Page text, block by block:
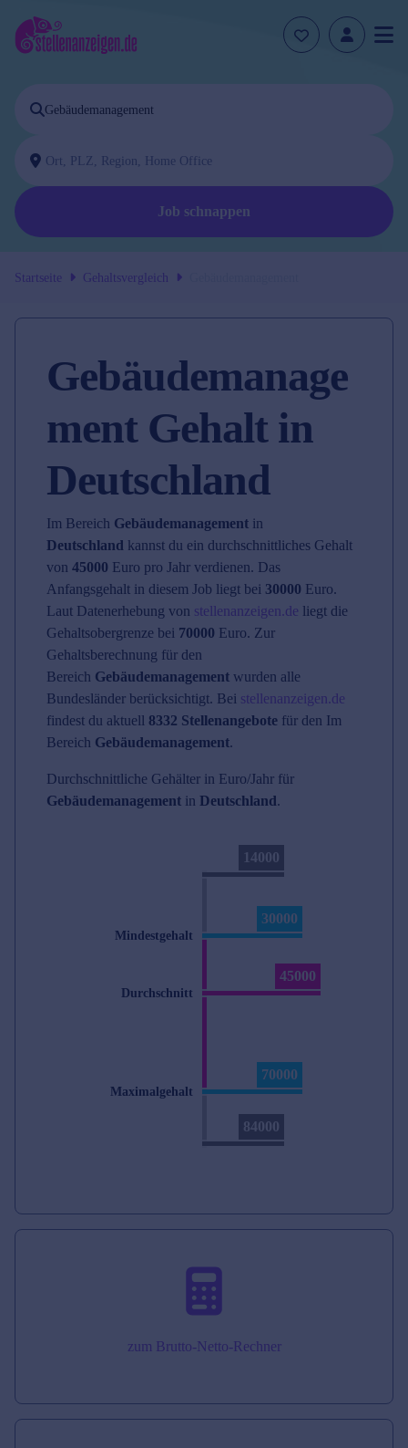
Job schnappen
Startseite Gehaltsvergleich
Gebäudemanage
ment Gehalt in
Deutschland
Im Bereich Gebäudemanagement in
Deutschland kannst du ein durchschnittliches Gehalt
von 45000 Euro pro Jahr verdienen. Das
Anfangsgehalt in diesem Job liegt bei 30000 Euro.
Laut Datenerhebung von stellenanzeigen.de liegt die
Gehaltsobergrenze bei 70000 Euro. Zur
Gehaltsberechnung für den
Bereich Gebäudemanagement wurden alle
Bundesländer berücksichtigt. Bei stellenanzeigen.de
findest du aktuell 8332 Stellenangebote für den Im
Bereich Gebäudemanagement.
Durchschnittliche Gehälter in Euro/Jahr für
Gebäudemanagement in Deutschland.
14000
30000
Mindestgehalt
45000
Durchschnitt
70000
Maximalgehalt
84000
zum Brutto-Netto-Rechner